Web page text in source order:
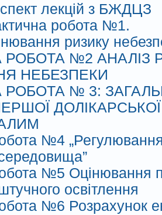
лекцій з БЖДЦЗ
робота №1.
ризику
РОБОТА №2 АНАЛІЗ
НЕБЕЗПЕКИ
РОБОТА № 3:
№4 „Регулювання
№5 Оцінювання
освітлення
№6 Розрахунок